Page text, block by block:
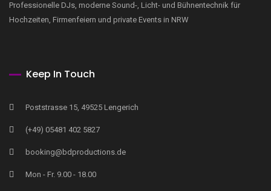
Professionelle DJs, moderne Sound-, Licht- und Bühnentechnik für
Hochzeiten, Firmenfeiern und private Events in NRW
Keep In Touch
Poststrasse 15, 49525 Lengerich
(+49) 05481 402 5827
booking@bdproductions.de
Mon - Fr. 9.00 - 18.00